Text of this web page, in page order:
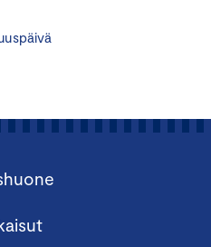
kriittinen juuri nyt
ja verkkoviestintä
ja millaiset kestävät